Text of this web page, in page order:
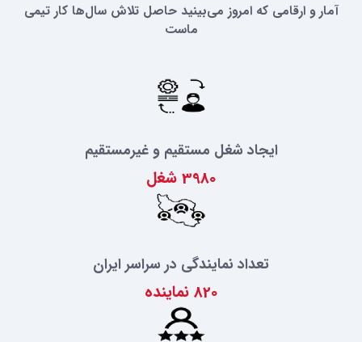
آمار و ارقامی که امروز می‌بینید حاصل تلاش سال‌ها کار تیمی
ماست
ایجاد شغل مستقیم و غیرمستقیم
3980 شغل
تعداد نمایندگی در سراسر ایران
820 نماینده